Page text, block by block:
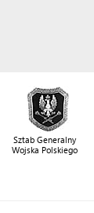
Sztab Generalny
Wojska Polskiego